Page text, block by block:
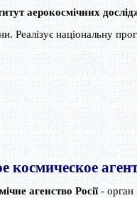
аерокосмічних
Реалізує національну
космическое
агенство Росії- орган